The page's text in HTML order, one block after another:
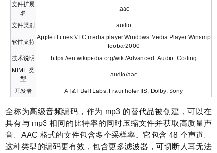
文件扩展
名
.aac
文件类别 audio
软件支持
Apple iTunes VLC media player Windows Media Player Winamp
foobar2000
技术说明
https://en.wikipedia.org/wiki/Advanced_Audio_Coding
MIME 类
型
audio/aac
开发者 AT&T Bell Labs, Fraunhofer IIS, Dolby, Sony
全称为高级音频编码，作为 mp3 的替代品被创建，可以在
具有与 mp3 相同的比特率的同时压缩文件并获取高质量声
音。AAC 格式的文件包含多个采样率。它包含 48 个声道。
这种类型的编码更有效，包含更多滤波器，可切断人耳无法